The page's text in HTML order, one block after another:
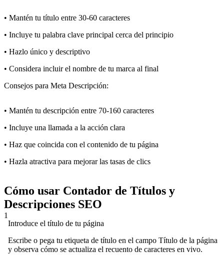
• Mantén tu título entre 30-60 caracteres
• Incluye tu palabra clave principal cerca del principio
• Hazlo único y descriptivo
• Considera incluir el nombre de tu marca al final
Consejos para Meta Descripción:
• Mantén tu descripción entre 70-160 caracteres
• Incluye una llamada a la acción clara
• Haz que coincida con el contenido de tu página
• Hazla atractiva para mejorar las tasas de clics
Cómo usar Contador de Títulos y
Descripciones SEO
1
Introduce el título de tu página
Escribe o pega tu etiqueta de título en el campo Título de la página
y observa cómo se actualiza el recuento de caracteres en vivo.